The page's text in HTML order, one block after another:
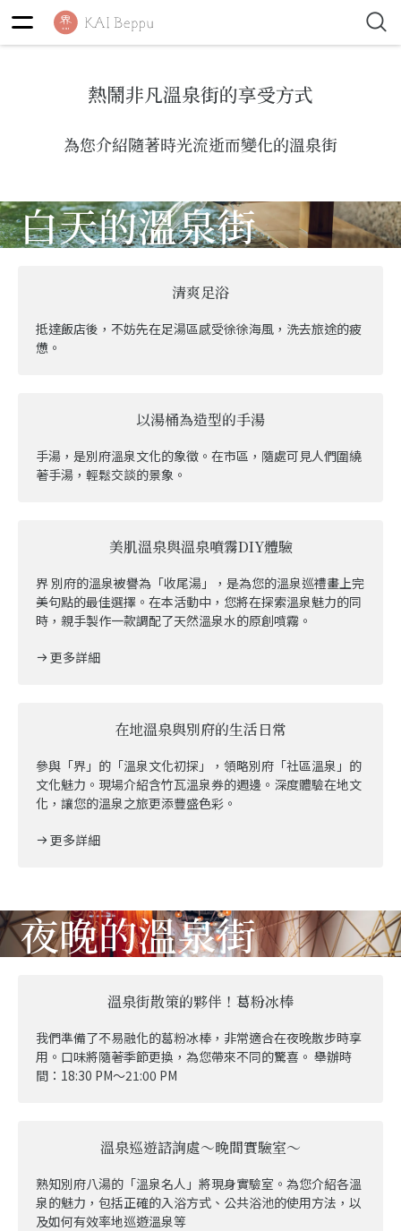
熱鬧非凡溫泉街的享受方式
為您介紹隨著時光流逝而變化的溫泉街
白天的溫泉街
清爽足浴
抵達飯店後，不妨先在足湯區感受徐徐海風，洗去旅途的疲
憊。
以湯桶為造型的手湯
手湯，是別府溫泉文化的象徵。在市區，隨處可見人們圍繞
著手湯，輕鬆交談的景象。
美肌溫泉與溫泉噴霧DIY體驗
界 別府的溫泉被譽為「收尾湯」，是為您的溫泉巡禮畫上完
美句點的最佳選擇。在本活動中，您將在探索溫泉魅力的同
時，親手製作一款調配了天然溫泉水的原創噴霧。
更多詳細
在地溫泉與別府的生活日常
參與「界」的「溫泉文化初探」，領略別府「社區溫泉」的
文化魅力。現場介紹含竹瓦溫泉券的週邊。深度體驗在地文
化，讓您的溫泉之旅更添豐盛色彩。
更多詳細
夜晚的溫泉街
溫泉街散策的夥伴！葛粉冰棒
我們準備了不易融化的葛粉冰棒，非常適合在夜晚散步時享
用。口味將隨著季節更換，為您帶來不同的驚喜。 舉辦時
間：18:30 PM～21:00 PM
溫泉巡遊諮詢處～晚間實驗室～
熟知別府八湯的「溫泉名人」將現身實驗室。為您介紹各溫
泉的魅力，包括正確的入浴方式、公共浴池的使用方法，以
及如何有效率地巡遊溫泉等